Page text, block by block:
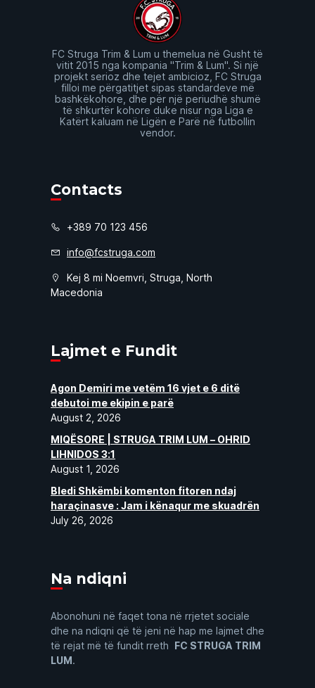
FC Struga Trim & Lum u themelua në Gusht të
vitit 2015 nga kompania "Trim & Lum". Si një
projekt serioz dhe tejet ambicioz, FC Struga
filloi me përgatitjet sipas standardeve më
bashkëkohore, dhe për një periudhë shumë
të shkurtër kohore duke nisur nga Liga e
Katërt kaluam në Ligën e Parë në futbollin
vendor.
Contacts
+389 70 123 456
info@fcstruga.com
Kej 8 mi Noemvri, Struga, North
Macedonia
Lajmet e Fundit
Agon Demiri me vetëm 16 vjet e 6 ditë
debutoi me ekipin e parë
August 2, 2026
MIQËSORE | STRUGA TRIM LUM – OHRID
LIHNIDOS 3:1
August 1, 2026
Bledi Shkëmbi komenton fitoren ndaj
haraçinasve : Jam i kënaqur me skuadrën
July 26, 2026
Na ndiqni
Abonohuni në faqet tona në rrjetet sociale
dhe na ndiqni që të jeni në hap me lajmet dhe
të rejat më të fundit rreth FC STRUGA TRIM
LUM.